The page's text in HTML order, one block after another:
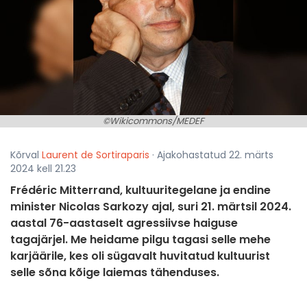
©Wikicommons/MEDEF
Kõrval Laurent de Sortiraparis · Ajakohastatud 22. märts
2024 kell 21.23
Frédéric Mitterrand, kultuuritegelane ja endine
minister Nicolas Sarkozy ajal, suri 21. märtsil 2024.
aastal 76-aastaselt agressiivse haiguse
tagajärjel. Me heidame pilgu tagasi selle mehe
karjäärile, kes oli sügavalt huvitatud kultuurist
selle sõna kõige laiemas tähenduses.